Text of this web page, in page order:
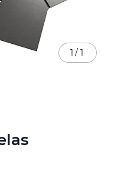
1 / 1